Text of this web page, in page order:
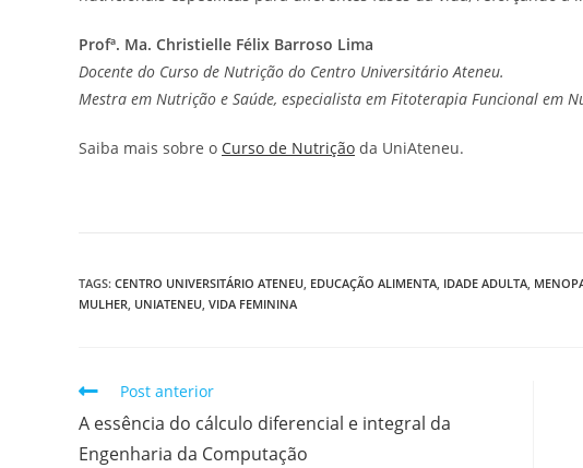
Profª. Ma. Christielle Félix Barroso Lima
Docente do Curso de Nutrição do Centro Universitário Ateneu.
Mestra em Nutrição e Saúde, especialista em Fitoterapia Funcional em
Saiba mais sobre o Curso de Nutrição da UniAteneu.
TAGS: CENTRO UNIVERSITÁRIO ATENEU, EDUCAÇÃO ALIMENTA, IDADE ADULTA,
MULHER, UNIATENEU, VIDA FEMININA
Post anterior
A essência do cálculo diferencial e integral da
Engenharia da Computação